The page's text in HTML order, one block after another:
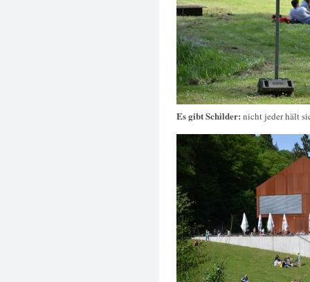
Es gibt Schilder: nicht jeder hält